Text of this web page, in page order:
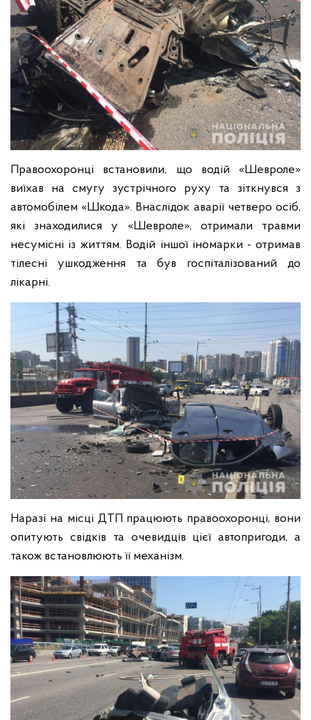
Правоохоронці встановили, що водій «Шевроле»
виїхав на смугу зустрічного руху та зіткнувся з
автомобілем «Шкода». Внаслідок аварії четверо осіб,
які знаходилися у «Шевроле», отримали травми
несумісні із життям. Водій іншої іномарки - отримав
тілесні ушкодження та був госпіталізований до
лікарні.
Наразі на місці ДТП працюють правоохоронці, вони
опитують свідків та очевидців цієї автопригоди, а
також встановлюють її механізм.